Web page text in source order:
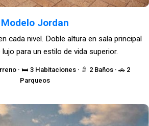
Modelo Jordan
· 🛏️ 3 Habitaciones · 🚿 2 Baños · 🚗 2
Parqueos
cada nivel. Doble altura en sala principal
para un estilo de vida superior.